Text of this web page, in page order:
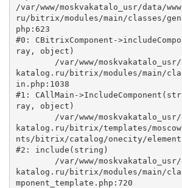
/var/www/moskvakatalo_usr/data/
ru/bitrix/modules/main/classes/
php:623
#0: CBitrixComponent-
ray, object)
katalog.ru/bitrix/modules/main/
in.php:1038
#1: CAllMain-
ray, object)
katalog.ru/bitrix/templates/
nts/bitrix/catalog/onecity/
#2: include(string)
katalog.ru/bitrix/modules/main/
mponent_template.php:720